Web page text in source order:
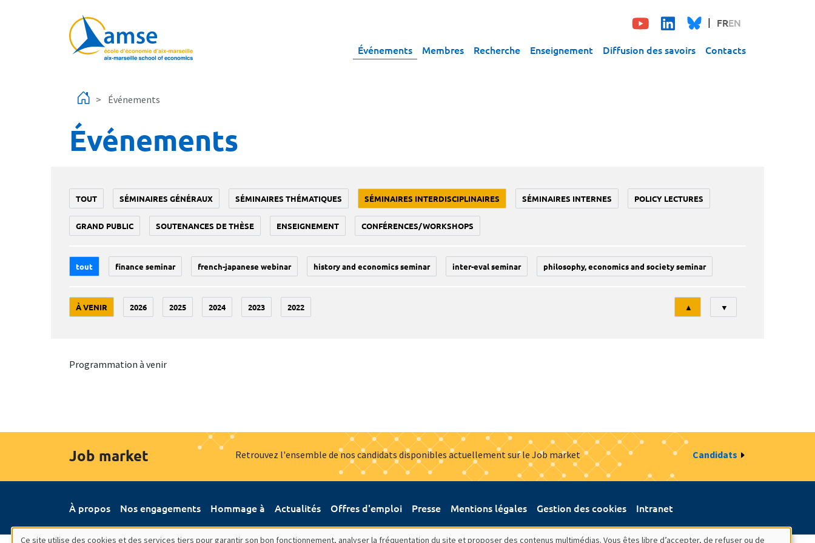
FREN
Événements Membres Recherche Enseignement Diffusion des savoirs Contacts
Événements
Événements
TOUT SÉMINAIRES GÉNÉRAUX SÉMINAIRES THÉMATIQUES SÉMINAIRES INTERDISCIPLINAIRES SÉMINAIRES INTERNES POLICY LECTURES
GRAND PUBLIC SOUTENANCES DE THÈSE ENSEIGNEMENT CONFÉRENCES/WORKSHOPS
tout finance seminar french-japanese webinar history and economics seminar inter-eval seminar philosophy, economics and society seminar
À VENIR 2026 2025 2024 2023 2022
Tri
▲ ▼
Programmation à venir
Job market Retrouvez l'ensemble de nos candidats disponibles actuellement sur le Job market Candidats
À propos Nos engagements Hommage à Actualités Offres d'emploi Presse Mentions légales Gestion des cookies Intranet
Ce site utilise des cookies et des services tiers pour garantir son bon fonctionnement, analyser la fréquentation du site et proposer des contenus multimédias. Vous êtes libre d’accepter, de refuser ou de